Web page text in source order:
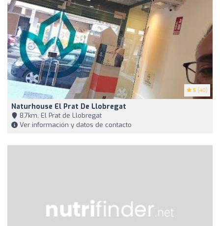
5 (40)
Naturhouse El Prat De Llobregat
8,7km, El Prat de Llobregat
Ver información y datos de contacto